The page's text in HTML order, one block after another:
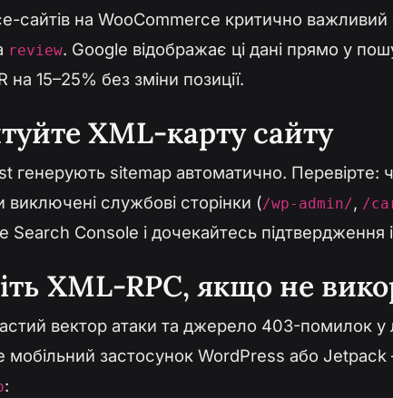
сайтів на WooCommerce критично важливий
review. Google відображає ці дані прямо у
на 15–25% без зміни позиції.
XML-карту сайту
генерують sitemap автоматично. Перевірте:
виключені службові сторінки (/wp-admin/, /
Search Console і дочекайтесь підтвердження
XML-RPC, якщо не
вектор атаки та джерело 403-помилок у
мобільний застосунок WordPress або
: